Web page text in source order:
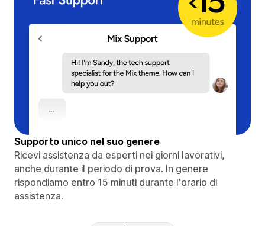
Supporto unico nel suo genere
Ricevi assistenza da esperti nei giorni lavorativi,
anche durante il periodo di prova. In genere
rispondiamo entro 15 minuti durante l'orario di
assistenza.